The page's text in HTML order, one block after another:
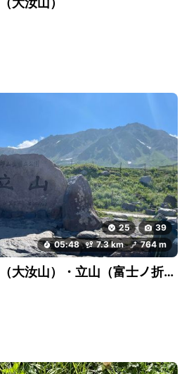
25
39
05:48
7.3 km 764 m
立山（雄山）・立山（大汝山）・立山（富士ノ折立）